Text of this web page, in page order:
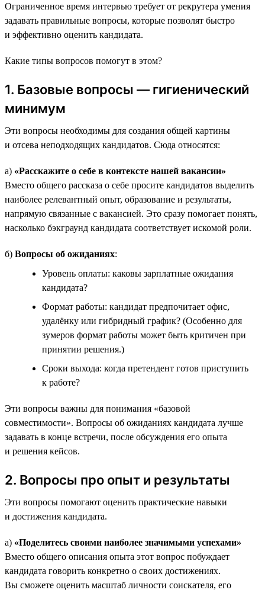
Ограниченное время интервью требует от рекрутера умения
задавать правильные вопросы, которые позволят быстро
и эффективно оценить кандидата.
Какие типы вопросов помогут в этом?
1. Базовые вопросы — гигиенический
минимум
Эти вопросы необходимы для создания общей картины
и отсева неподходящих кандидатов. Сюда относятся:
а) «Расскажите о себе в контексте нашей вакансии»
Вместо общего рассказа о себе просите кандидатов выделить
наиболее релевантный опыт, образование и результаты,
напрямую связанные с вакансией. Это сразу помогает понять,
насколько бэкграунд кандидата соответствует искомой роли.
б) Вопросы об ожиданиях:
Уровень оплаты: каковы зарплатные ожидания
кандидата?
Формат работы: кандидат предпочитает офис,
удалёнку или гибридный график? (Особенно для
зумеров формат работы может быть критичен при
принятии решения.)
Сроки выхода: когда претендент готов приступить
к работе?
Эти вопросы важны для понимания «базовой
совместимости». Вопросы об ожиданиях кандидата лучше
задавать в конце встречи, после обсуждения его опыта
и решения кейсов.
2. Вопросы про опыт и результаты
Эти вопросы помогают оценить практические навыки
и достижения кандидата.
а) «Поделитесь своими наиболее значимыми успехами»
Вместо общего описания опыта этот вопрос побуждает
кандидата говорить конкретно о своих достижениях.
Вы сможете оценить масштаб личности соискателя, его